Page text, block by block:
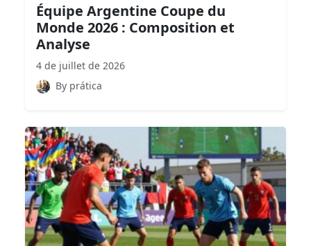
Équipe Argentine Coupe du
Monde 2026 : Composition et
Analyse
4 de juillet de 2026
By prática